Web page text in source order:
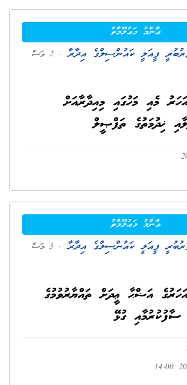
ޢާންމު މަޢުލޫމާތު
ފީއަލީ ކައުންސިލްގެ އިދާރާ
. 2 މަސް
އަހަރު މެއި މަހުގައި މިއިދާރާއަށް
ޚިދުމަތުގެ ތަފްޞީލް
ޢާންމު މަޢުލޫމާތު
ފީއަލީ ކައުންސިލްގެ އިދާރާ
. 3 މަސް
ވަނަ އަހަރުގެ އަޟްޙާ ޢީދަށް ތައްޔާރުވުމުގެ
ގުޅޭ